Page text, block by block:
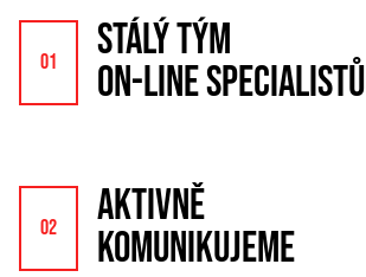
STÁLÝ TÝM
ON-LINE SPECIALISTŮ
AKTIVNĚ
KOMUNIKUJEME